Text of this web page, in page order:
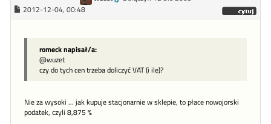
2012-12-04, 00:48
romeck napisał/a:
@wuzet
czy do tych cen trzeba doliczyć VAT (i ile)?
Nie za wysoki ... jak kupuje stacjonarnie w sklepie, to płace nowojorski
podatek, czyli 8,875 %